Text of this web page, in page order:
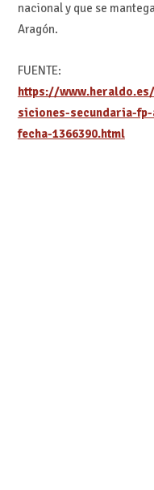
nacional y que se
Aragón.
FUENTE:
https://
siciones-secundaria-
fecha-1366390.html